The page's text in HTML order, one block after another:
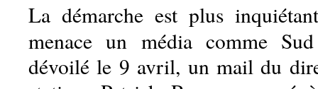
La démarche est plus
menace un média comme
dévoilé le 9 avril, un mail du